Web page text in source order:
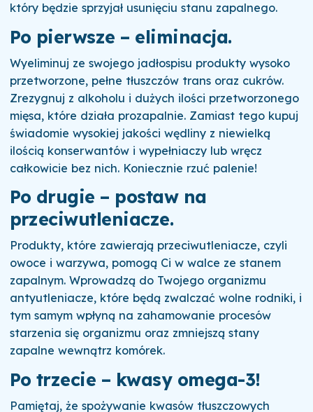
który będzie sprzyjał usunięciu stanu zapalnego.
Po pierwsze – eliminacja.
Wyeliminuj ze swojego jadłospisu produkty wysoko
przetworzone, pełne tłuszczów trans oraz cukrów.
Zrezygnuj z alkoholu i dużych ilości przetworzonego
mięsa, które działa prozapalnie. Zamiast tego kupuj
świadomie wysokiej jakości wędliny z niewielką
ilością konserwantów i wypełniaczy lub wręcz
całkowicie bez nich. Koniecznie rzuć palenie!
Po drugie – postaw na
przeciwutleniacze.
Produkty, które zawierają przeciwutleniacze, czyli
owoce i warzywa, pomogą Ci w walce ze stanem
zapalnym. Wprowadzą do Twojego organizmu
antyutleniacze, które będą zwalczać wolne rodniki, i
tym samym wpłyną na zahamowanie procesów
starzenia się organizmu oraz zmniejszą stany
zapalne wewnątrz komórek.
Po trzecie – kwasy omega-3!
Pamiętaj, że spożywanie kwasów tłuszczowych